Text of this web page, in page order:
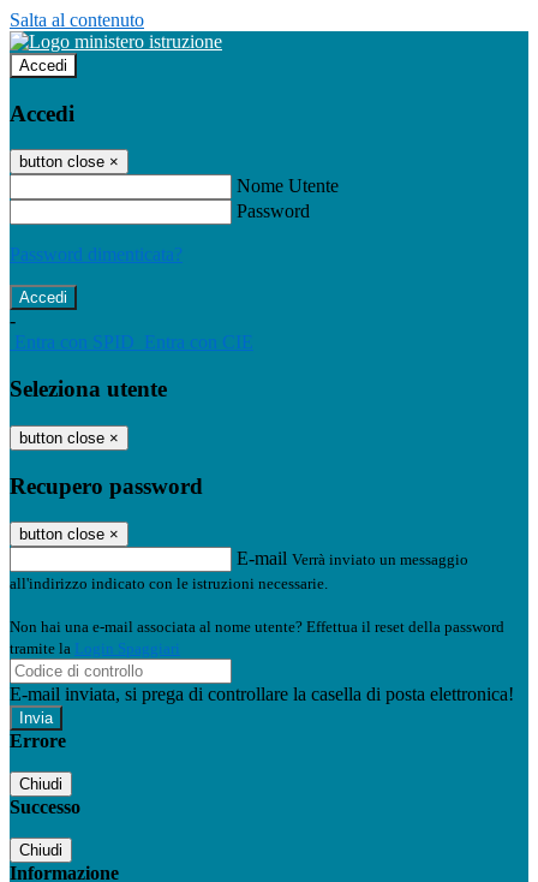
Salta al contenuto
Accedi
Accedi
button close ×
Nome Utente
Password
Password dimenticata?
-
Entra con SPID Entra con CIE
Seleziona utente
button close ×
Recupero password
button close ×
E-mail Verrà inviato un messaggio
all'indirizzo indicato con le istruzioni necessarie.
Non hai una e-mail associata al nome utente? Effettua il reset della password
tramite la Login Spaggiari
E-mail inviata, si prega di controllare la casella di posta elettronica!
Errore
Chiudi
Successo
Chiudi
Informazione